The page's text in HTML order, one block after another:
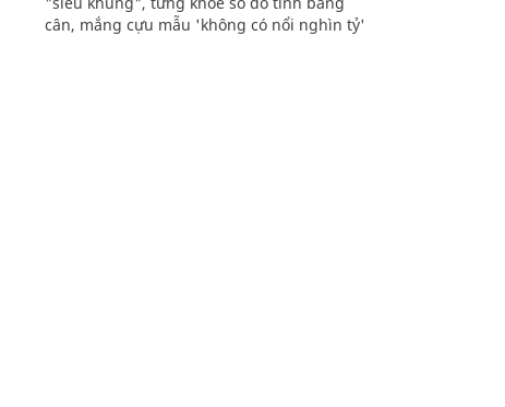
cân, mắng cựu mẫu 'không có nổi nghìn tỷ'